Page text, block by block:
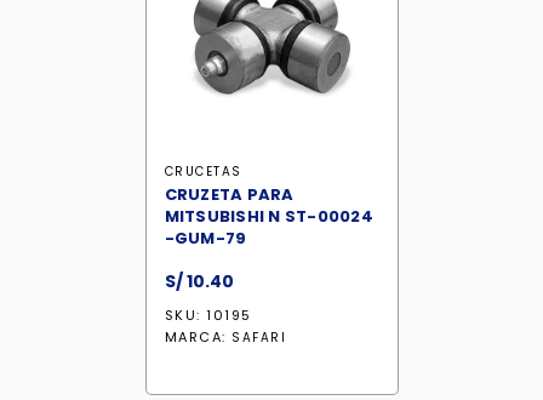
CRUCETAS
CRUZETA PARA
MITSUBISHI N ST-00024
-GUM-79
S/10.40
SKU: 10195
MARCA: SAFARI